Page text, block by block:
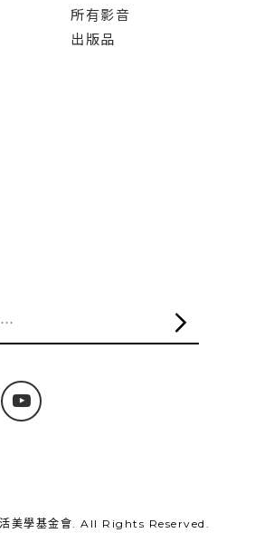
所有影音
出版品
美學基金會. All Rights Reserved.